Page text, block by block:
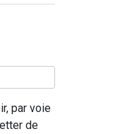
par voie
de